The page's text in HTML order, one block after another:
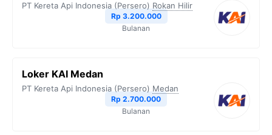
PT Kereta Api Indonesia (Persero) Rokan Hilir
Rp 3.200.000
Bulanan
Loker KAI Medan
PT Kereta Api Indonesia (Persero) Medan
Rp 2.700.000
Bulanan